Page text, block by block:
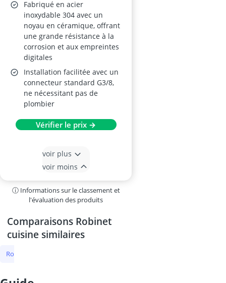
Fabriqué en acier
inoxydable 304 avec un
noyau en céramique, offrant
une grande résistance à la
corrosion et aux empreintes
digitales
Installation facilitée avec un
connecteur standard G3/8,
ne nécessitant pas de
plombier
Vérifier le prix →
voir plus
voir moins
ⓘ Informations sur le classement et
l'évaluation des produits
Comparaisons Robinet
cuisine similaires
Robinet cuisine